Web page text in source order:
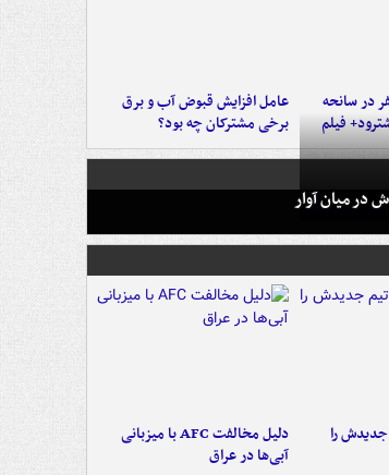
در سانحه
فیلم
عامل افزایش قبوض آب و برق
برخی مشترکان چه بود؟
در میان آوار
را
دلیل مخالفت AFC با میزبانی
آبی‌ها در عراق